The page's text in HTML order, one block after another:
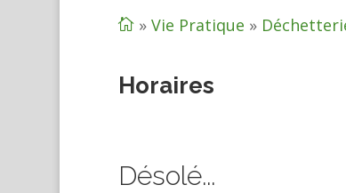
 »Vie Pratique »
Horaires
Désolé...